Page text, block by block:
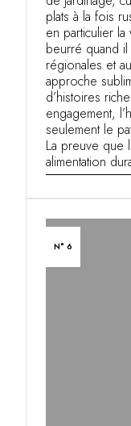
plats à la fois
en particulier
beurré quand
régionales et
approche
d’histoires
engagement,
seulement le
La preuve que
alimentation
N° 6